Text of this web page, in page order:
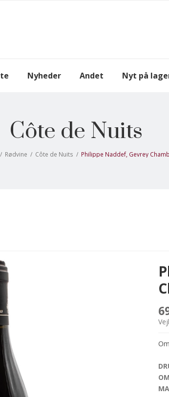
Nyheder Andet Nyt på
Côte de Nuits
/ Rødvine / Côte de Nuits / Philippe Naddef, Gevrey